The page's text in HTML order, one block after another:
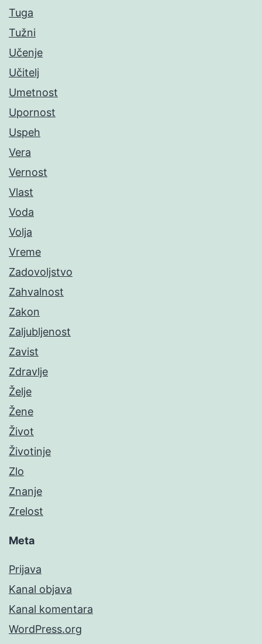
Tuga
Tužni
Učenje
Učitelj
Umetnost
Upornost
Uspeh
Vera
Vernost
Vlast
Voda
Volja
Vreme
Zadovoljstvo
Zahvalnost
Zakon
Zaljubljenost
Zavist
Zdravlje
Želje
Žene
Život
Životinje
Zlo
Znanje
Zrelost
Meta
Prijava
Kanal objava
Kanal komentara
WordPress.org